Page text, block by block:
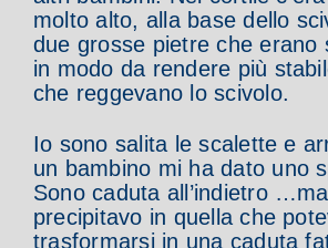
molto alto, alla base dello
due grosse pietre che erano
in modo da rendere più
che reggevano lo scivolo.
Io sono salita le scalette e
un bambino mi ha dato uno
Sono caduta all’indietro
precipitavo in quella che
trasformarsi in una caduta